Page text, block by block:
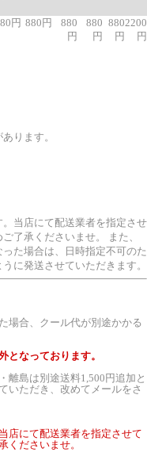
円 880円
880
円
880
円
880
円
2200
円
ります。
当店にて配送業者を指定させ
了承くださいませ。 また、
た場合は、日時指定不可のた
に発送させていただきます。
場合、クール代が別途かかる
となっております。
離島は別途送料1,500円追加と
いただき、改めてメールをさ
店にて配送業者を指定させて
くださいませ。